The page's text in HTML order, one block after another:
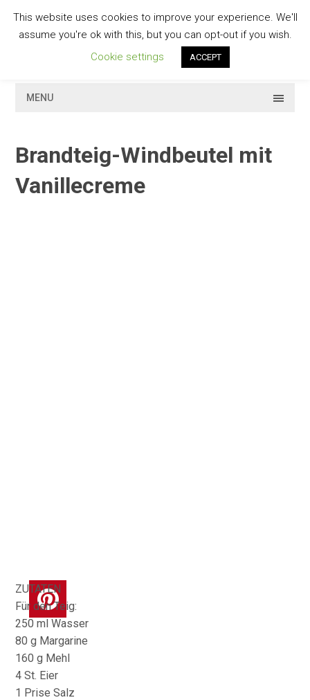
contentGESCHMACKVOLL
MENU
Brandteig-Windbeutel mit
Vanillecreme
ZUTATEN
Für den Teig:
250 ml Wasser
80 g Margarine
160 g Mehl
4 St. Eier
1 Prise Salz
This website uses cookies to improve your experience. We'll
assume you're ok with this, but you can opt-out if you wish.
Cookie settings
ACCEPT